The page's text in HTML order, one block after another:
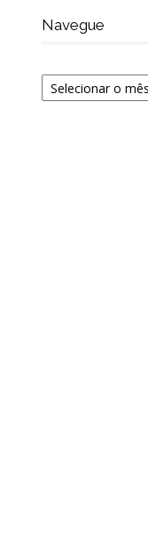
Navegue
Navegue